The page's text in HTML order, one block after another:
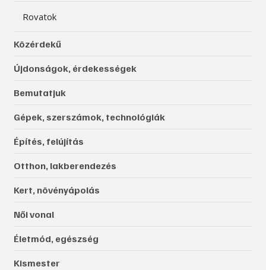
Rovatok
Közérdekű
Újdonságok, érdekességek
Bemutatjuk
Gépek, szerszámok, technológiák
Építés, felújítás
Otthon, lakberendezés
Kert, növényápolás
Női vonal
Életmód, egészség
Kismester